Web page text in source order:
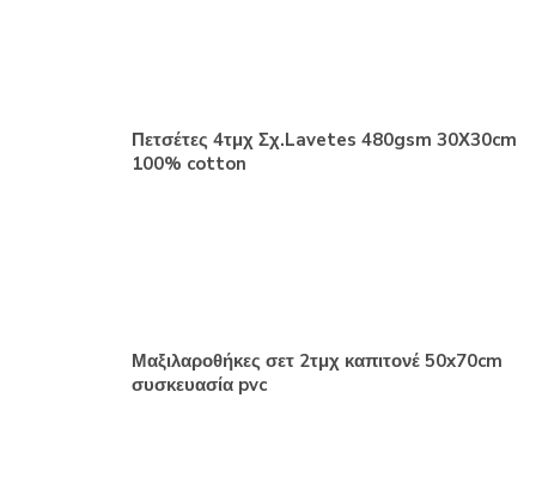
Πετσέτες 4τμχ Σχ.Lavetes 480gsm 30Χ30cm
100% cotton
Μαξιλαροθήκες σετ 2τμχ καπιτονέ 50x70cm
συσκευασία pvc